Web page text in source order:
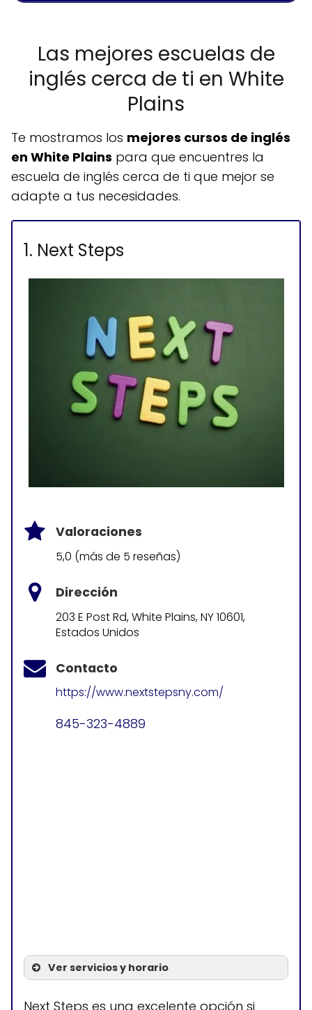
Las mejores escuelas de
inglés cerca de ti en White
Plains
Te mostramos los mejores cursos de inglés
en White Plains para que encuentres la
escuela de inglés cerca de ti que mejor se
adapte a tus necesidades.
1. Next Steps
Valoraciones
5,0 (más de 5 reseñas)
Dirección
203 E Post Rd, White Plains, NY 10601,
Estados Unidos
Contacto
https://www.nextstepsny.com/
845-323-4889
Ver servicios y horario
Servicios
Next Steps es una excelente opción si